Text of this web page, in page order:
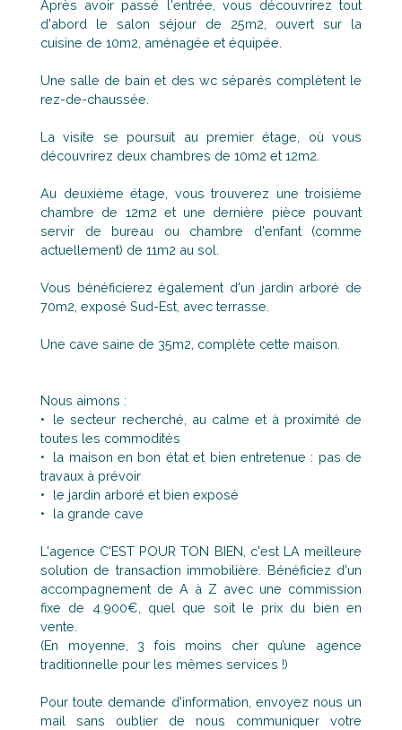
Après avoir passé l'entrée, vous découvrirez tout
d'abord le salon séjour de 25m2, ouvert sur la
cuisine de 10m2, aménagée et équipée.
Une salle de bain et des wc séparés complètent le
rez-de-chaussée.
La visite se poursuit au premier étage, où vous
découvrirez deux chambres de 10m2 et 12m2.
Au deuxième étage, vous trouverez une troisième
chambre de 12m2 et une dernière pièce pouvant
servir de bureau ou chambre d'enfant (comme
actuellement) de 11m2 au sol.
Vous bénéficierez également d'un jardin arboré de
70m2, exposé Sud-Est, avec terrasse.
Une cave saine de 35m2, complète cette maison.
Nous aimons :
le secteur recherché, au calme et à proximité de
toutes les commodités
la maison en bon état et bien entretenue : pas de
travaux à prévoir
le jardin arboré et bien exposé
la grande cave
L'agence C'EST POUR TON BIEN, c'est LA meilleure
solution de transaction immobilière. Bénéficiez d'un
accompagnement de A à Z avec une commission
fixe de 4.900€, quel que soit le prix du bien en
vente.
(En moyenne, 3 fois moins cher qu’une agence
traditionnelle pour les mêmes services !)
Pour toute demande d'information, envoyez nous un
mail sans oublier de nous communiquer votre